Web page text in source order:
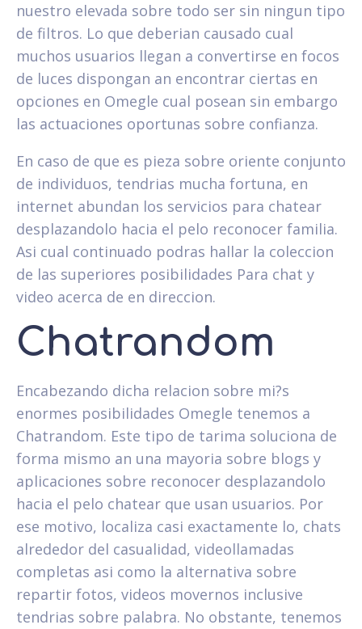
nuestro elevada sobre todo ser sin ningun tipo
de filtros. Lo que deberian causado cual
muchos usuarios llegan a convertirse en focos
de luces dispongan an encontrar ciertas en
opciones en Omegle cual posean sin embargo
las actuaciones oportunas sobre confianza.
En caso de que es pieza sobre oriente conjunto
de individuos, tendri­as mucha fortuna, en
internet abundan los servicios para chatear
desplazandolo hacia el pelo reconocer familia.
Asi cual continuado podras hallar la coleccion
de las superiores posibilidades Para chat y
video acerca de en direccion.
Chatrandom
Encabezando dicha relacion sobre mi?s
enormes posibilidades Omegle tenemos a
Chatrandom. Este tipo de tarima soluciona de
forma mismo an una mayoria sobre blogs y
aplicaciones sobre reconocer desplazandolo
hacia el pelo chatear que usan usuarios. Por
ese motivo, localiza casi exactamente lo, chats
alrededor del casualidad, videollamadas
completas asi­ como la alternativa sobre
repartir fotos, videos movernos inclusive
tendri­as sobre palabra. No obstante, tenemos